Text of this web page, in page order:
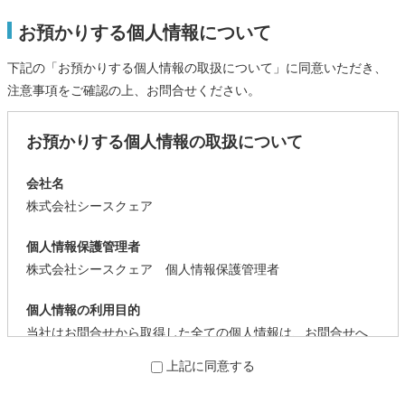
お預かりする個人情報について
下記の「お預かりする個人情報の取扱について」に同意いただき、
注意事項をご確認の上、お問合せください。
お預かりする個人情報の取扱について
会社名
株式会社シースクェア
個人情報保護管理者
株式会社シースクェア 個人情報保護管理者
個人情報の利用目的
当社はお問合せから取得した全ての個人情報は、お問合せへ
上記に同意する